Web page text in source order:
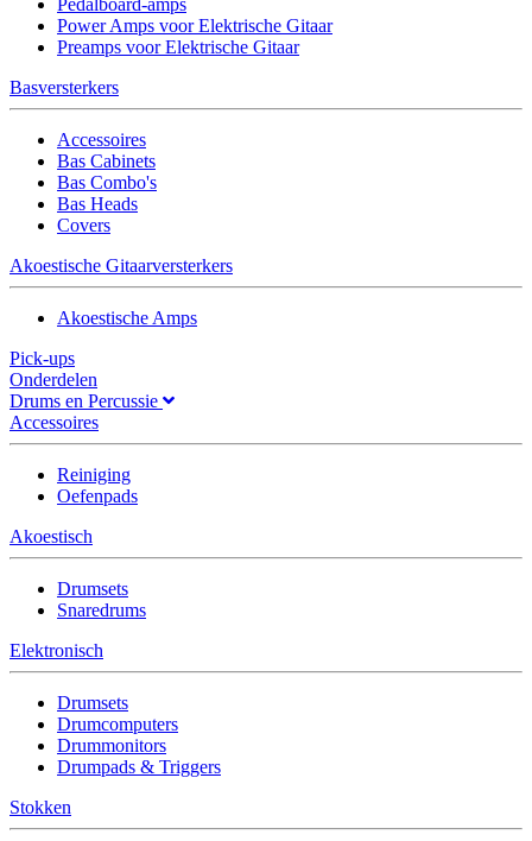
Pedalboard-amps
Power Amps voor Elektrische Gitaar
Preamps voor Elektrische Gitaar
Basversterkers
Accessoires
Bas Cabinets
Bas Combo's
Bas Heads
Covers
Akoestische Gitaarversterkers
Akoestische Amps
Pick-ups
Onderdelen
Drums en Percussie
Accessoires
Reiniging
Oefenpads
Akoestisch
Drumsets
Snaredrums
Elektronisch
Drumsets
Drumcomputers
Drummonitors
Drumpads & Triggers
Stokken